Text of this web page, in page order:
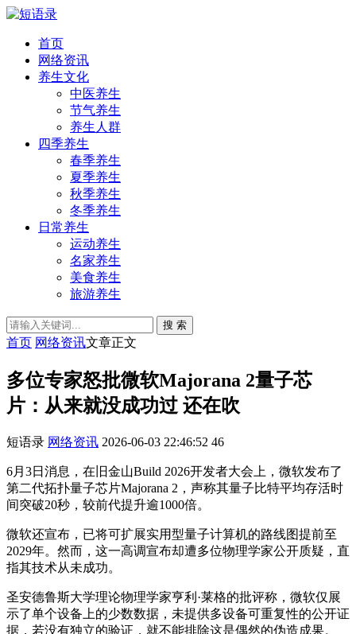
首页
网络资讯
养生文化
中医养生
节气养生
养生人群
四季养生
春季养生
夏季养生
秋季养生
冬季养生
日常养生
运动养生
名家养生
美食养生
旅游养生
搜 索
首页 网络资讯文章正文
多位专家怒批微软Majorana 2量子芯
片：从来就没成功过 还在吹
短语录 网络资讯 2026-06-03 22:46:52 46
6月3日消息，在旧金山Build 2026开发者大会上，微软发布了
第二代拓扑量子芯片Majorana 2，声称其量子比特平均存活时
间突破20秒，较前代提升逾1000倍。
微软还宣布，已将可扩展实用型量子计算机的路线图提前至
2029年。然而，这一高调宣布却遭多位物理学家公开质疑，直
指其技术从未成功。
圣安德鲁斯大学理论物理学家亨利·莱格的批评称，微软仅展
示了单个设备上的少数数据，未提供多设备可重复性的公开证
据，若没有独立的验证，就不能排除这是偶然的伪造成果。